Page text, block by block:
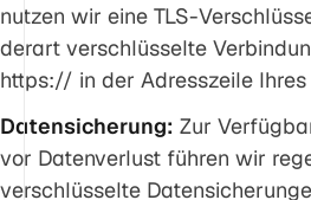
nutzen wir eine TLS-
derart verschlüsselte
https:// in der Adresszeile Ihres
Datensicherung: Zur
vor Datenverlust führen wir
verschlüsselte